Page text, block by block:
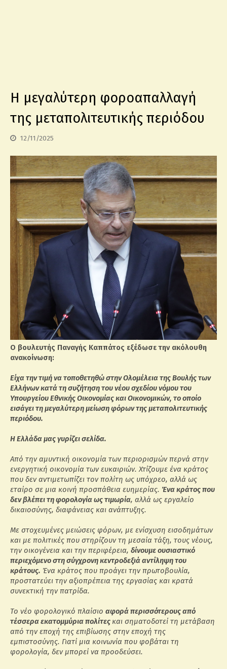
Η μεγαλύτερη φοροαπαλλαγή
της μεταπολιτευτικής περιόδου
12/11/2025
O βουλευτής Παναγής Καππάτος εξέδωσε την ακόλουθη
ανακοίνωση:
Είχα την τιμή να τοποθετηθώ στην Ολομέλεια της Βουλής των
Ελλήνων κατά τη συζήτηση του νέου σχεδίου νόμου του
Υπουργείου Εθνικής Οικονομίας και Οικονομικών, το οποίο
εισάγει τη μεγαλύτερη μείωση φόρων της μεταπολιτευτικής
περιόδου.
Η Ελλάδα μας γυρίζει σελίδα.
Από την αμυντική οικονομία των περιορισμών περνά στην
ενεργητική οικονομία των ευκαιριών. Χτίζουμε ένα κράτος
που δεν αντιμετωπίζει τον πολίτη ως υπόχρεο, αλλά ως
εταίρο σε μια κοινή προσπάθεια ευημερίας. Ένα κράτος που
δεν βλέπει τη φορολογία ως τιμωρία, αλλά ως εργαλείο
δικαιοσύνης, διαφάνειας και ανάπτυξης.
Με στοχευμένες μειώσεις φόρων, με ενίσχυση εισοδημάτων
και με πολιτικές που στηρίζουν τη μεσαία τάξη, τους νέους,
την οικογένεια και την περιφέρεια, δίνουμε ουσιαστικό
περιεχόμενο στη σύγχρονη κεντροδεξιά αντίληψη του
κράτους. Ένα κράτος που προάγει την πρωτοβουλία,
προστατεύει την αξιοπρέπεια της εργασίας και κρατά
συνεκτική την πατρίδα.
Το νέο φορολογικό πλαίσιο αφορά περισσότερους από
τέσσερα εκατομμύρια πολίτες και σηματοδοτεί τη μετάβαση
από την εποχή της επιβίωσης στην εποχή της
εμπιστοσύνης. Γιατί μια κοινωνία που φοβάται τη
φορολογία, δεν μπορεί να προοδεύσει.